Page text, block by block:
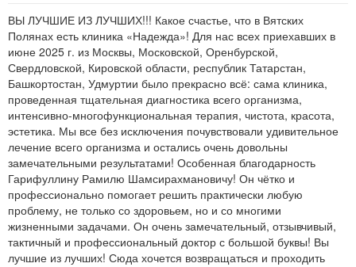
ВЫ ЛУЧШИЕ ИЗ ЛУЧШИХ!!! Какое счастье, что в Вятских
Полянах есть клиника «Надежда»! Для нас всех приехавших в
июне 2025 г. из Москвы, Московской, Оренбурской,
Свердловской, Кировской области, республик Татарстан,
Башкортостан, Удмуртии было прекрасно всё: сама клиника,
проведенная тщательная диагностика всего организма,
интенсивно-многофункциональная терапия, чистота, красота,
эстетика. Мы все без исключения почувствовали удивительное
лечение всего организма и остались очень довольны
замечательными результатами! Особенная благодарность
Гарифуллину Рамилю Шамсирахмановичу! Он чётко и
профессионально помогает решить практически любую
проблему, не только со здоровьем, но и со многими
жизненными задачами. Он очень замечательный, отзывчивый,
тактичный и профессиональный доктор с большой буквы! Вы
лучшие из лучших! Сюда хочется возвращаться и проходить